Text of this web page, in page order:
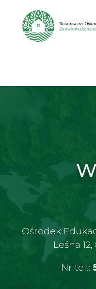
Ośrodek
Leśna
Nr tel.: